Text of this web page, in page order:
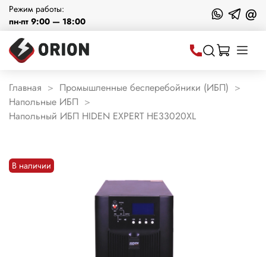
Режим работы:
пн-пт 9:00 — 18:00
@
Главная
Промышленные бесперебойники (ИБП)
Напольные ИБП
Напольный ИБП HIDEN EXPERT HE33020XL
В наличии